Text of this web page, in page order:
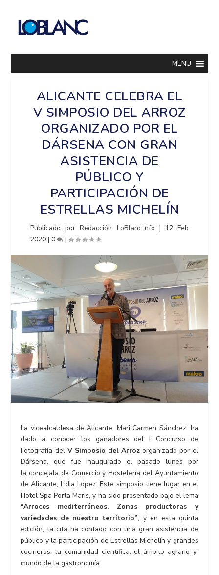
MENU
ALICANTE CELEBRA EL
V SIMPOSIO DEL ARROZ
ORGANIZADO POR EL
DÁRSENA CON GRAN
ASISTENCIA DE
PÚBLICO Y
PARTICIPACIÓN DE
ESTRELLAS MICHELÍN
Publicado porRedacción LoBlanc.info | 12 Feb
2020 |0 |
La vicealcaldesa de Alicante, Mari Carmen Sánchez, ha
dado a conocer los ganadores del I Concurso de
Fotografía del V Simposio del Arroz organizado por el
Dársena, que fue inaugurado el pasado lunes por
la concejala de Comercio y Hostelería del Ayuntamiento
de Alicante, Lidia López. Este simposio tiene lugar en el
Hotel Spa Porta Maris, y ha sido presentado bajo el lema
“Arroces mediterráneos. Zonas productoras y
variedades de nuestro territorio”, y en esta quinta
edición, la cita ha contado con una gran asistencia de
público y la participación de Estrellas Michelín y grandes
cocineros, la comunidad científica, el ámbito agrario y
mundo de la gastronomía.